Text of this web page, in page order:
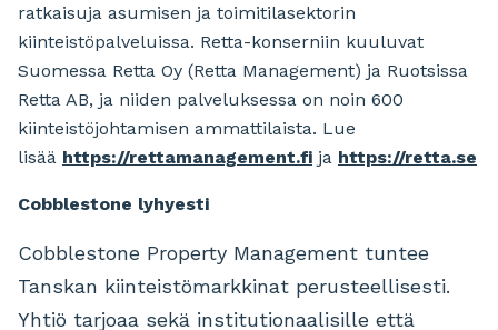
ratkaisuja asumisen ja toimitilasektorin
kiinteistöpalveluissa. Retta-konserniin kuuluvat
Suomessa Retta Oy (Retta Management) ja Ruotsissa
Retta AB, ja niiden palveluksessa on noin 600
kiinteistöjohtamisen ammattilaista. Lue
lisää https://rettamanagement.fi ja https://retta.se
Cobblestone lyhyesti
Cobblestone Property Management tuntee
Tanskan kiinteistömarkkinat perusteellisesti.
Yhtiö tarjoaa sekä institutionaalisille että